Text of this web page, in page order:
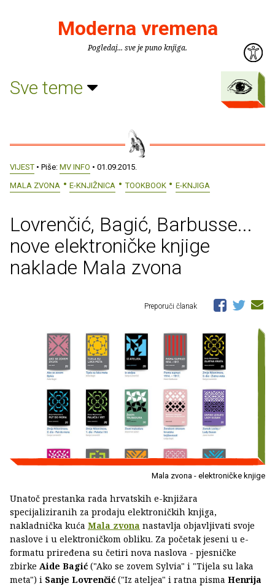
Moderna vremena
Pogledaj... sve je puno knjiga.
Sve teme
VIJEST • Piše: MV INFO • 01.09.2015.
MALA ZVONA
E-KNJIŽNICA TOOKBOOK E-KNJIGA
Lovrenčić, Bagić, Barbusse...
nove elektroničke knjige
naklade Mala zvona
Preporuči članak
Mala zvona - elektroničke knjige
Unatoč prestanka rada hrvatskih e-knjižara
specijaliziranih za prodaju elektroničkih knjiga,
nakladnička kuća Mala zvona nastavlja objavljivati svoje
naslove i u elektroničkom obliku. Za početak jeseni u e-
formatu priređena su četiri nova naslova - pjesničke
zbirke Aide Bagić ("Ako se zovem Sylvia" i "Tijela su laka
meta") i Sanje Lovrenčić ("Iz ateljea" i ratna pisma Henrija